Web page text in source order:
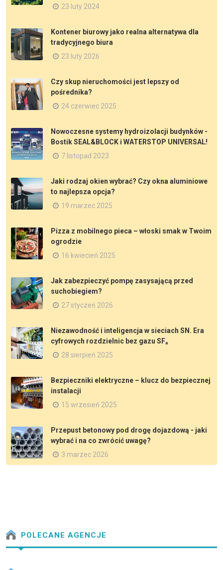
23 luty 2024
Kontener biurowy jako realna alternatywa dla
tradycyjnego biura
23 luty 2026
Czy skup nieruchomości jest lepszy od
pośrednika?
24 czerwiec 2025
Nowoczesne systemy hydroizolacji budynków -
Bostik SEAL&BLOCK i WATERSTOP UNIVERSAL!
7 listopad 2023
Jaki rodzaj okien wybrać? Czy okna aluminiowe
to najlepsza opcja?
19 marzec 2025
Pizza z mobilnego pieca – włoski smak w Twoim
ogrodzie
16 kwiecień 2025
Jak zabezpieczyć pompę zasysającą przed
suchobiegiem?
27 styczeń 2026
Niezawodność i inteligencja w sieciach SN. Era
cyfrowych rozdzielnic bez gazu SF₆
28 sierpień 2025
Bezpieczniki elektryczne – klucz do bezpiecznej
instalacji
15 wrzesień 2025
Przepust betonowy pod drogę dojazdową - jaki
wybrać i na co zwrócić uwagę?
3 marzec 2026
POLECANE AGENCJE